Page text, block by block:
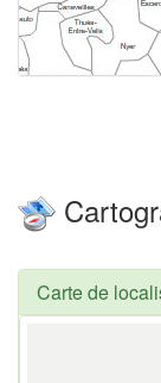
Carte de